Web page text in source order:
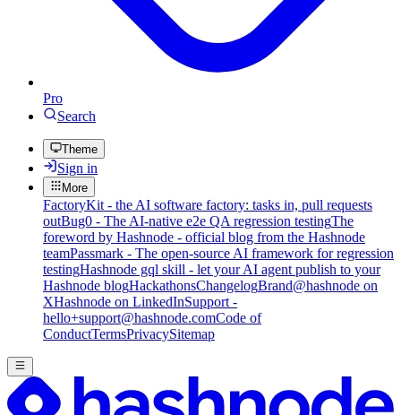
Pro
Search
Theme
Sign in
More
FactoryKit - the AI software factory: tasks in, pull requests
outBug0 - The AI-native e2e QA regression testingThe
foreword by Hashnode - official blog from the Hashnode
teamPassmark - The open-source AI framework for regression
testingHashnode gql skill - let your AI agent publish to your
Hashnode blogHackathonsChangelogBrand@hashnode on
XHashnode on LinkedInSupport -
hello+support@hashnode.comCode of
ConductTermsPrivacySitemap